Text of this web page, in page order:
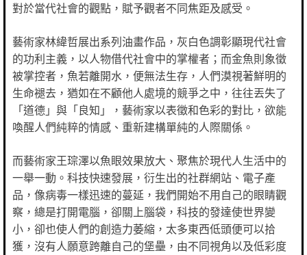
對於當代社會的觀點，賦予觀者不同焦距及感受。
藝術家林緯哲展出系列油畫作品，灰白色調彰顯現代社會
的功利主義，以人物借代社會中的掌權者；而金魚則象徵
被掌控者，魚若離開水，便無法生存，人們漠視著鮮明的
生命褪去，猶如在不顧他人處境的競爭之中，往往丟失了
「道德」與「良知」，藝術家以表徵和色彩的對比，欲能
喚醒人們純粹的情感、重新建構單純的人際關係。
而藝術家王琮澤以魚眼效果放大、聚焦於現代人生活中的
一舉一動。科技快速發展，衍生出的社群網站、電子產
品，像病毒一樣迅速的蔓延，我們開始不用自己的眼睛觀
察，總是打開電腦，卻關上腦袋，科技的發達使世界變
小，卻也使人們的創造力萎縮，太多東西低頭便可以拾
獲，沒有人願意跨離自己的堡壘，由不同視角以及低彩度